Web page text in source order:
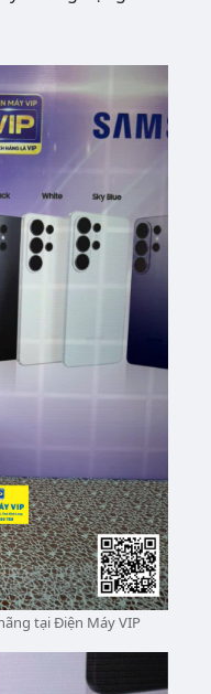
tại Điện Máy VIP